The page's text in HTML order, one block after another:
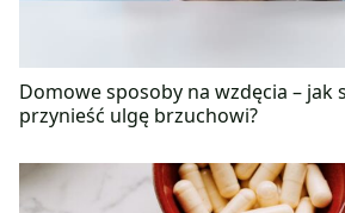
Domowe sposoby na wzdęcia – jak
przynieść ulgę brzuchowi?